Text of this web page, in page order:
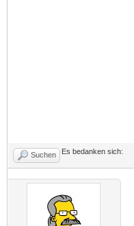
Suchen Es bedanken sich: